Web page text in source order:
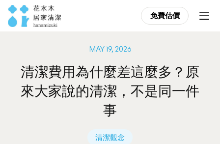
免費估價
免費估價
MAY 19, 2026
清潔費用為什麼差這麼多？原
來大家說的清潔，不是同一件
事
清潔觀念